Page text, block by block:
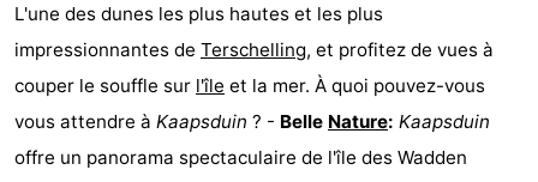
L'une des dunes les plus hautes et les plus
impressionnantes de Terschelling, et profitez de vues à
couper le souffle sur l'île et la mer. À quoi pouvez-vous
vous attendre à Kaapsduin ? - Belle Nature: Kaapsduin
offre un panorama spectaculaire de l'île des Wadden